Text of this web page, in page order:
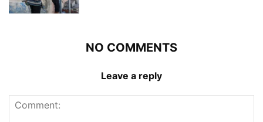
NO COMMENTS
Leave a reply